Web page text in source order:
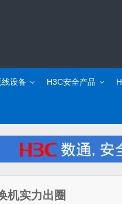
设备 H3C安全产品
机实力出圈